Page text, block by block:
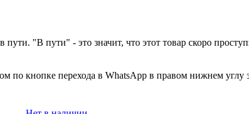
"В пути" - это значит, что этот товар скоро
по кнопке перехода в WhatsApp в правом нижнем углу